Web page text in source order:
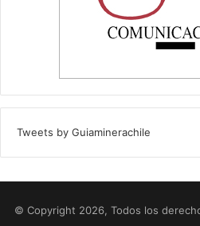
Tweets by Guiaminerachile
© Copyright 2026, Todos los